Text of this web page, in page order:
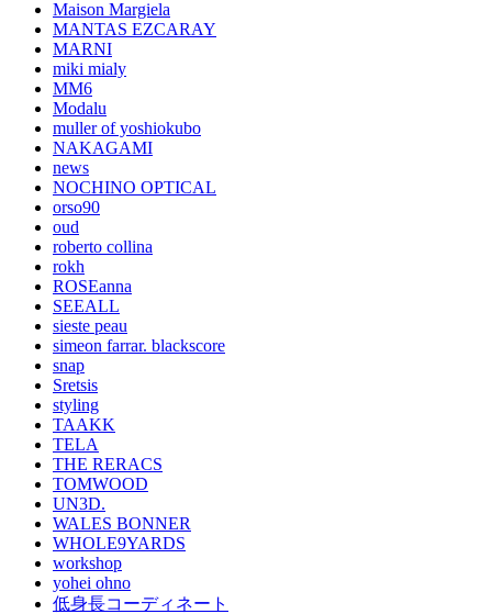
Maison Margiela
MANTAS EZCARAY
MARNI
miki mialy
MM6
Modalu
muller of yoshiokubo
NAKAGAMI
news
NOCHINO OPTICAL
orso90
oud
roberto collina
rokh
ROSEanna
SEEALL
sieste peau
simeon farrar. blackscore
snap
Sretsis
styling
TAAKK
TELA
THE RERACS
TOMWOOD
UN3D.
WALES BONNER
WHOLE9YARDS
workshop
yohei ohno
低身長コーディネート